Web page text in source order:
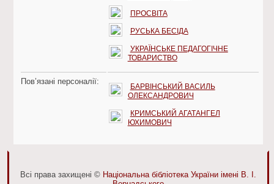
ПРОСВІТА
РУСЬКА БЕСІДА
УКРАЇНСЬКЕ ПЕДАГОГІЧНЕ
ТОВАРИСТВО
Пов’язані персоналії:
БАРВІНСЬКИЙ ВАСИЛЬ
ОЛЕКСАНДРОВИЧ
КРИМСЬКИЙ АГАТАНГЕЛ
ЮХИМОВИЧ
Всі права захищені © Національна бібліотека України імені В. І.